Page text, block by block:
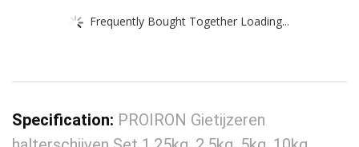
Frequently Bought Together Loading...
Specification: PROIRON Gietijzeren